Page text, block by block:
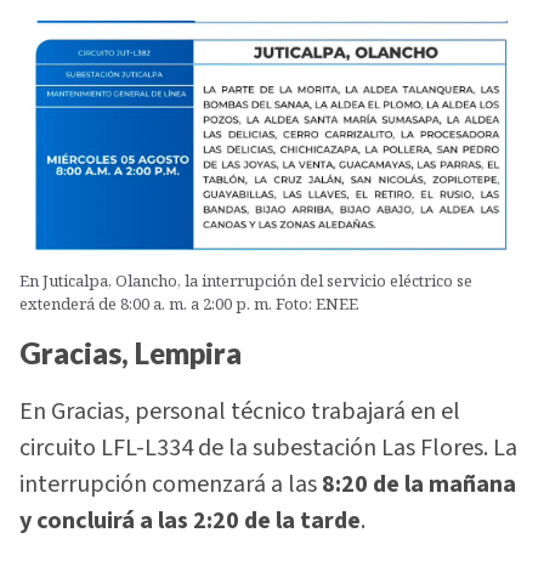
En Juticalpa, Olancho, la interrupción del servicio eléctrico se
extenderá de 8:00 a. m. a 2:00 p. m. Foto: ENEE
Gracias, Lempira
En Gracias, personal técnico trabajará en el
circuito LFL-L334 de la subestación Las Flores. La
interrupción comenzará a las8:20 de la mañana
y concluirá a las 2:20 de la tarde.